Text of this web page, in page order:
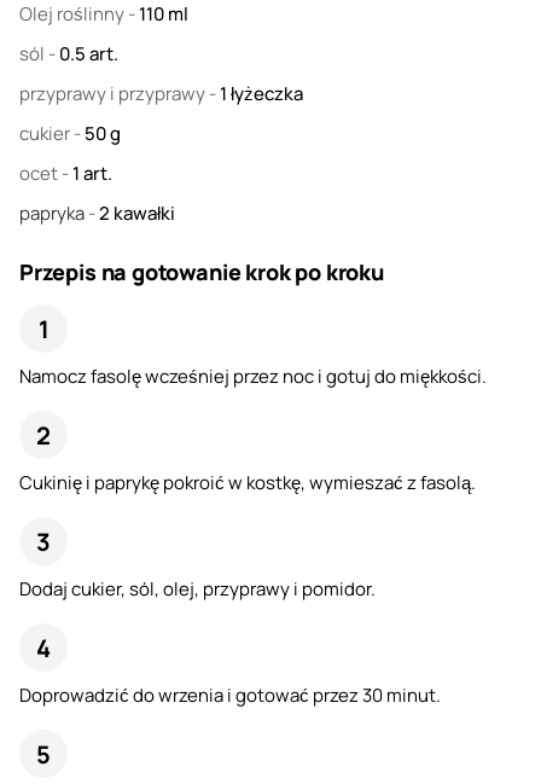
Olej roślinny-110ml
sól -0.5art.
przyprawy i przyprawy-1łyżeczka
cukier-50g
ocet-1art.
papryka-2 kawałki
Przepis na gotowanie krok po kroku
Namocz fasolę wcześniej przez noc i gotuj do miękkości.
Cukinię i paprykę pokroić w kostkę, wymieszać z fasolą.
Dodaj cukier, sól, olej, przyprawy i pomidor.
Doprowadzić do wrzenia i gotować przez 30 minut.